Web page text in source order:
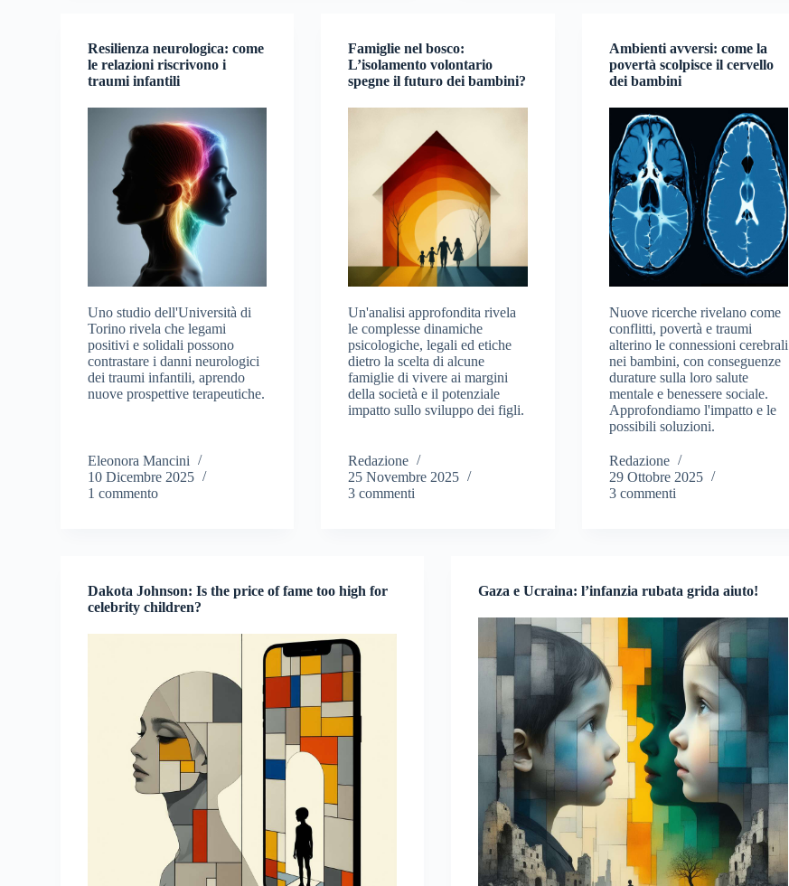
Resilienza neurologica: come
le relazioni riscrivono i
traumi infantili
Uno studio dell'Università di
Torino rivela che legami
positivi e solidali possono
contrastare i danni neurologici
dei traumi infantili, aprendo
nuove prospettive terapeutiche.
Eleonora Mancini
10 Dicembre 2025
1 commento
Famiglie nel bosco:
L’isolamento volontario
spegne il futuro dei bambini?
Un'analisi approfondita rivela
le complesse dinamiche
psicologiche, legali ed etiche
dietro la scelta di alcune
famiglie di vivere ai margini
della società e il potenziale
impatto sullo sviluppo dei figli.
Redazione
25 Novembre 2025
3 commenti
Ambienti avversi: come la
povertà scolpisce il cervello
dei bambini
Nuove ricerche rivelano come
conflitti, povertà e traumi
alterino le connessioni cerebrali
nei bambini, con conseguenze
durature sulla loro salute
mentale e benessere sociale.
Approfondiamo l'impatto e le
possibili soluzioni.
Redazione
29 Ottobre 2025
3 commenti
Dakota Johnson: Is the price of fame too high for
celebrity children?
Gaza e Ucraina: l’infanzia rubata grida aiuto!